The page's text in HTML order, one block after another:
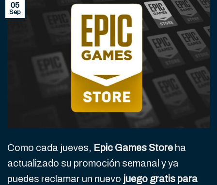
05
Sep
Como cada jueves, Epic Games Store ha
actualizado su promoción semanal y ya
puedes reclamar un nuevo juego gratis para